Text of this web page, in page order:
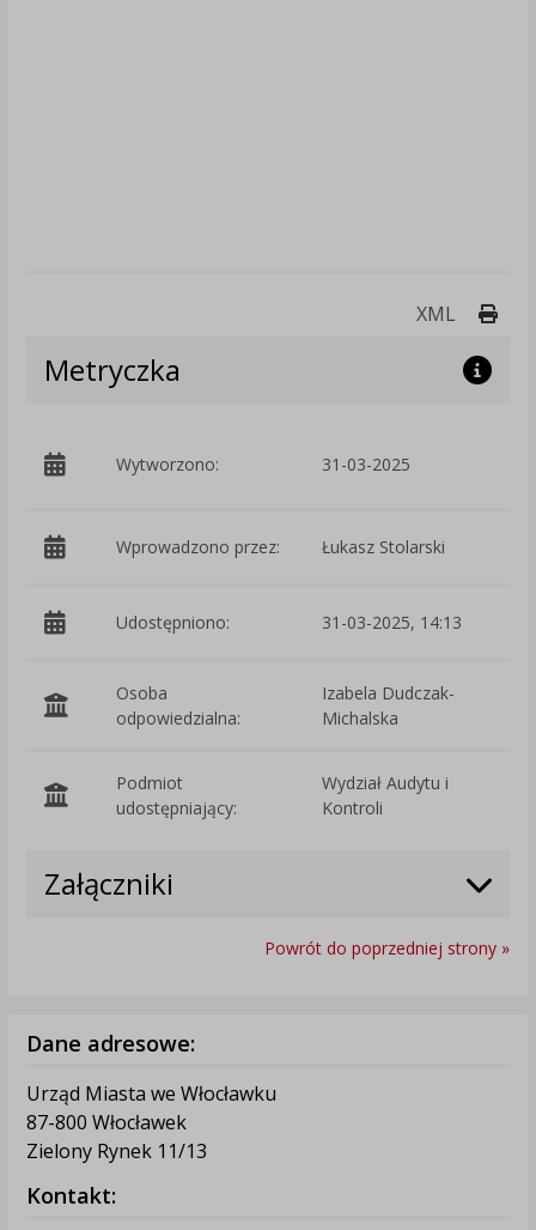
XML
Metryczka
Wytworzono: 31-03-2025
Wprowadzono przez: Łukasz Stolarski
Udostępniono: 31-03-2025, 14:13
Osoba
odpowiedzialna:
Izabela Dudczak-
Michalska
Podmiot
udostępniający:
Wydział Audytu i
Kontroli
Załączniki
Powrót do poprzedniej strony »
Dane adresowe:
Urząd Miasta we Włocławku
87-800 Włocławek
Zielony Rynek 11/13
Kontakt: